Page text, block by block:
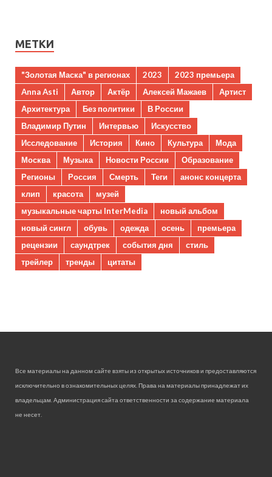
МЕТКИ
"Золотая Маска" в регионах 2023
2023 премьера
Anna Asti
Автор Актёр Алексей Мажаев
Артист
Архитектура
Без политики
В России
Владимир Путин
Интервью
Искусство
Исследование
История Кино Культура
Мода
Москва
Музыка Новости России
Образование
Регионы
Россия Смерть Теги
анонс концерта
клип
красота
музей
музыкальные чарты InterMedia
новый альбом
новый сингл
обувь одежда осень
премьера
рецензии
саундтрек события дня
стиль
трейлер
тренды цитаты
Все материалы на данном сайте взяты из открытых источников и предоставляются
исключительно в ознакомительных целях. Права на материалы принадлежат их
владельцам. Администрация сайта ответственности за содержание материала
не несет.